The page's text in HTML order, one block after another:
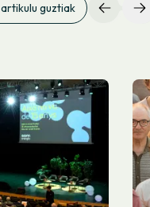
guztiak